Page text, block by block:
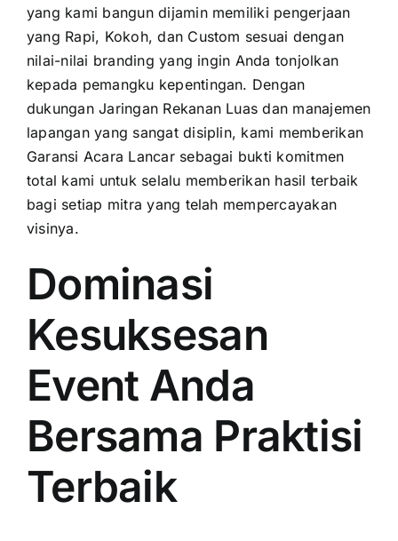
yang kami bangun dijamin memiliki pengerjaan
yang Rapi, Kokoh, dan Custom sesuai dengan
nilai-nilai branding yang ingin Anda tonjolkan
kepada pemangku kepentingan. Dengan
dukungan Jaringan Rekanan Luas dan manajemen
lapangan yang sangat disiplin, kami memberikan
Garansi Acara Lancar sebagai bukti komitmen
total kami untuk selalu memberikan hasil terbaik
bagi setiap mitra yang telah mempercayakan
visinya.
Dominasi
Kesuksesan
Event Anda
Bersama Praktisi
Terbaik